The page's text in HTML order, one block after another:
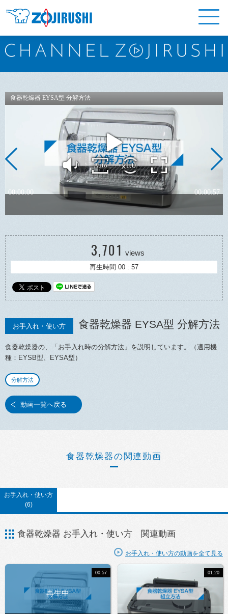
3,701 views
再生時間 00 : 57
お手入れ・使い方 食器乾燥器 EYSA型 分解方法
食器乾燥器の、「お手入れ時の分解方法」を説明しています。（適用機
種：EYSB型、EYSA型）
分解方法
動画一覧へ戻る
食器乾燥器の関連動画
お手入れ・使い方
(6)
食器乾燥器 お手入れ・使い方 関連動画
お手入れ・使い方の動画を全て見る
00:57 01:20